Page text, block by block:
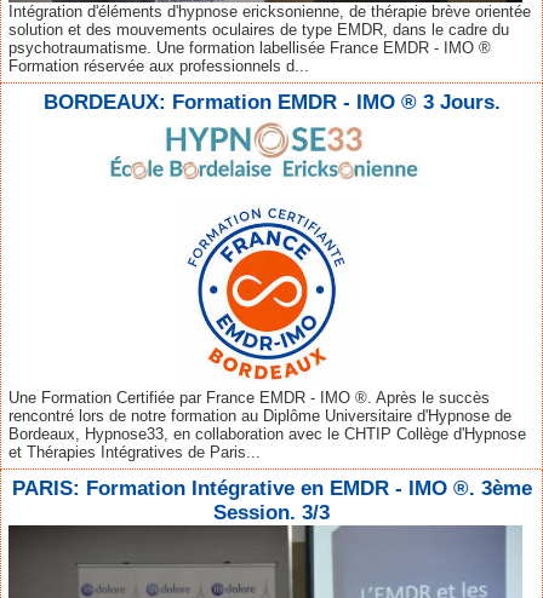
Intégration d'éléments d'hypnose ericksonienne, de thérapie brève orientée
solution et des mouvements oculaires de type EMDR, dans le cadre du
psychotraumatisme. Une formation labellisée France EMDR - IMO ®
Formation réservée aux professionnels d...
BORDEAUX: Formation EMDR - IMO ® 3 Jours.
Une Formation Certifiée par France EMDR - IMO ®. Après le succès
rencontré lors de notre formation au Diplôme Universitaire d'Hypnose de
Bordeaux, Hypnose33, en collaboration avec le CHTIP Collège d'Hypnose
et Thérapies Intégratives de Paris...
PARIS: Formation Intégrative en EMDR - IMO ®. 3ème
Session. 3/3